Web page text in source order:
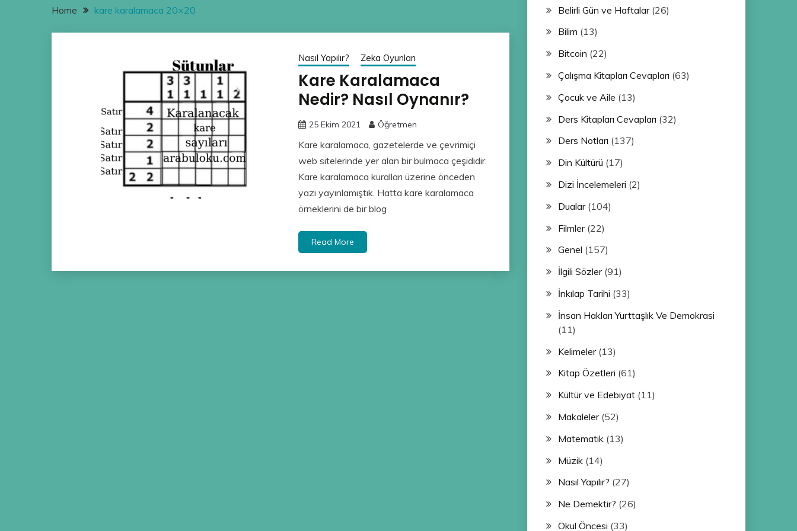
Home kare karalamaca 20×20
Nasıl Yapılır? Zeka Oyunları
Kare Karalamaca
Nedir? Nasıl Oynanır?
25 Ekim 2021 Öğretmen
Kare karalamaca, gazetelerde ve çevrimiçi
web sitelerinde yer alan bir bulmaca çeşididir.
Kare karalamaca kuralları üzerine önceden
yazı yayınlamıştık. Hatta kare karalamaca
örneklerini de bir blog
Read More
Belirli Gün ve Haftalar(26)
Bilim (13)
Bitcoin (22)
Çalışma Kitapları Cevapları (63)
Çocuk ve Aile (13)
Ders Kitapları Cevapları (32)
Ders Notları (137)
Din Kültürü (17)
Dizi İncelemeleri (2)
Dualar(104)
Filmler(22)
Genel (157)
İlgili Sözler(91)
İnkılap Tarihi (33)
İnsan Hakları Yurttaşlık Ve Demokrasi
(11)
Kelimeler(13)
Kitap Özetleri (61)
Kültür ve Edebiyat(11)
Makaleler(52)
Matematik(13)
Müzik(14)
Nasıl Yapılır? (27)
Ne Demektir? (26)
Okul Öncesi (33)